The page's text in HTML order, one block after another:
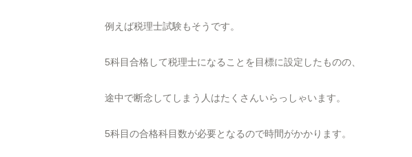
例えば税理士試験もそうです。
5科目合格して税理士になることを目標に設定したものの、
途中で断念してしまう人はたくさんいらっしゃいます。
5科目の合格科目数が必要となるので時間がかかります。